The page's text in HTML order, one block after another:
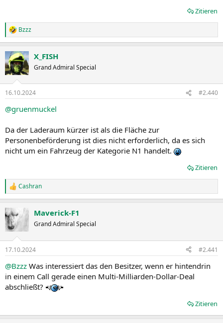
Zitieren
R
e
k
t
i
e
:
Bzzz
X_FISH
Grand Admiral Special
16.10.2024 #2.440
@gruenmuckel
Da der Laderaum kürzer ist als die Fläche zur
Personenbeförderung ist dies nicht erforderlich, da es sich
nicht um ein Fahrzeug der Kategorie N1 handelt.
Zitieren
R
e
k
t
i
e
:
Cashran
Maverick-F1
Grand Admiral Special
17.10.2024 #2.441
@Bzzz Was interessiert das den Besitzer, wenn er hintendrin
in einem Call gerade einen Multi-Milliarden-Dollar-Deal
abschließt?
Zitieren